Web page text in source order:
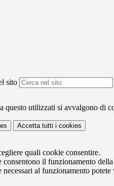
sito
questo utilizzati si avvalgono di
Accetta tutti i cookies
quali cookie consentire.
consentono il funzionamento
al funzionamento potete